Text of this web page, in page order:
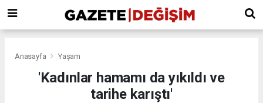
Anasayfa Yaşam
'Kadınlar hamamı da yıkıldı ve
tarihe karıştı'